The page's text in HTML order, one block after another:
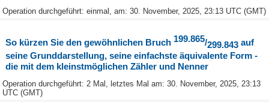
Operation durchgeführt: einmal, am: 30. November, 2025, 23:13 UTC (GMT)
So kürzen Sie den gewöhnlichen Bruch 199.865/299.843auf
seine Grunddarstellung, seine einfachste äquivalente Form -
die mit dem kleinstmöglichen Zähler und Nenner
Operation durchgeführt: 2 Mal, letztes Mal am: 30. November, 2025, 23:13
UTC (GMT)